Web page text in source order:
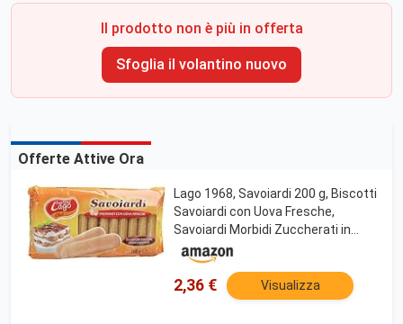
Il prodotto non è più in offerta
Sfoglia il volantino nuovo
Offerte Attive Ora
Lago 1968, Savoiardi 200 g, Biscotti
Savoiardi con Uova Fresche,
Savoiardi Morbidi Zuccherati in
superficie, Ideali per Ricette Dolci,
Tradizione italiana
2,36 € Visualizza